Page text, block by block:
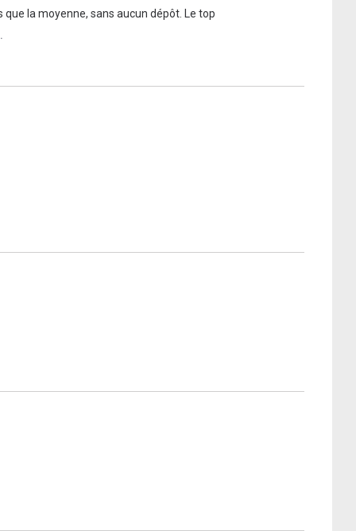
la moyenne, sans aucun dépôt. Le top